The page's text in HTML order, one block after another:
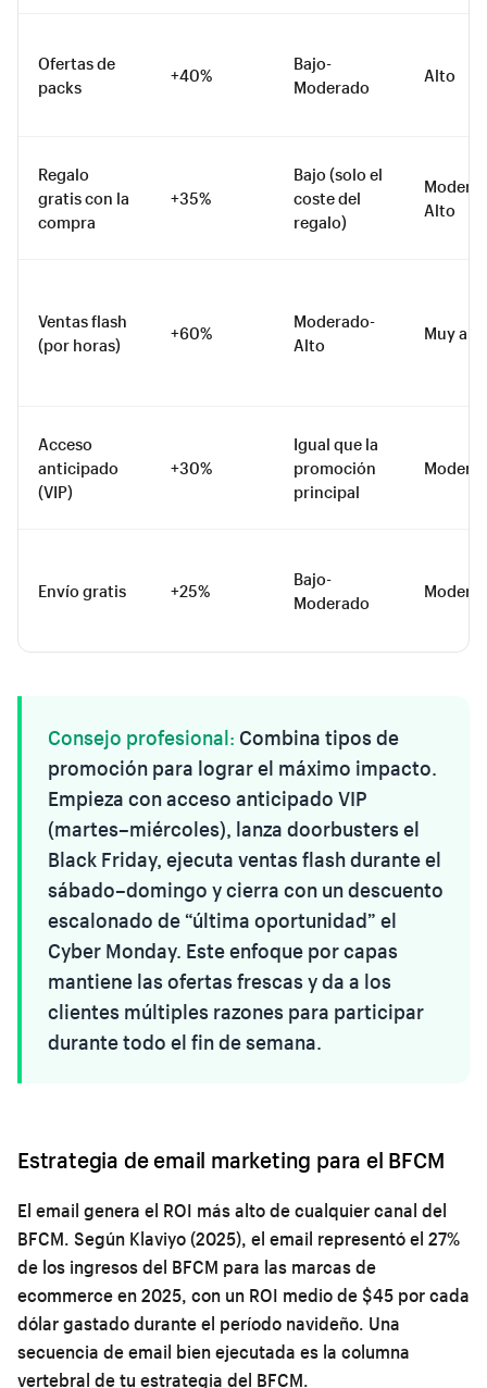
Ofertas de
packs
+40%
Bajo-
Moderado
Alto
Regalo
gratis con la
compra
+35%
Bajo (solo el
coste del
regalo)
Alto
Ventas flash
(por horas)
+60%
Moderado-
Alto
Muy alto
Acceso
anticipado
(VIP)
+30%
Igual que la
promoción
principal
Envío gratis +25%
Bajo-
Moderado
Consejo profesional: Combina tipos de
promoción para lograr el máximo impacto.
Empieza con acceso anticipado VIP
(martes–miércoles), lanza doorbusters el
Black Friday, ejecuta ventas flash durante el
sábado–domingo y cierra con un descuento
escalonado de “última oportunidad” el
Cyber Monday. Este enfoque por capas
mantiene las ofertas frescas y da a los
clientes múltiples razones para participar
durante todo el fin de semana.
Estrategia de email marketing para el BFCM
El email genera el ROI más alto de cualquier canal del
BFCM. Según Klaviyo (2025), el email representó el 27%
de los ingresos del BFCM para las marcas de
ecommerce en 2025, con un ROI medio de $45 por cada
dólar gastado durante el período navideño. Una
secuencia de email bien ejecutada es la columna
vertebral de tu estrategia del BFCM.